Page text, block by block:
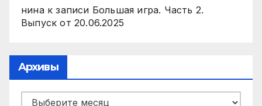
нинак записи Большая игра. Часть 2.
Выпуск от 20.06.2025
Архивы
Архивы